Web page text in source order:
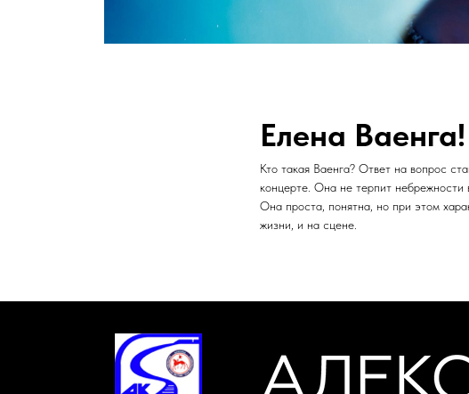
Елена Ваенга!
Кто такая Ваенга? Ответ на вопрос
концерте. Она не терпит небрежности
Она проста, понятна, но при этом
жизни, и на сцене.